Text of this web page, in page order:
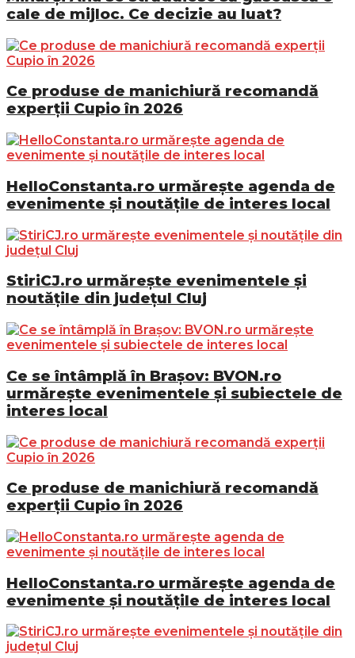
cale de mijloc. Ce decizie au luat?
Ce produse de manichiură recomandă
experții Cupio în 2026
HelloConstanta.ro urmărește agenda de
evenimente și noutățile de interes local
StiriCJ.ro urmărește evenimentele și
noutățile din județul Cluj
Ce se întâmplă în Brașov: BVON.ro
urmărește evenimentele și subiectele de
interes local
Ce produse de manichiură recomandă
experții Cupio în 2026
HelloConstanta.ro urmărește agenda de
evenimente și noutățile de interes local